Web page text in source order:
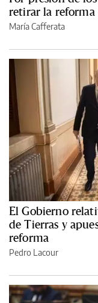
retirar la reforma
María Cafferata
El Gobierno
de Tierras y
reforma
Pedro Lacour